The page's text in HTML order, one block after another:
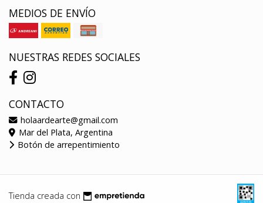
MEDIOS DE ENVÍO
NUESTRAS REDES SOCIALES
CONTACTO
holaardearte@gmail.com
Mar del Plata, Argentina
Botón de arrepentimiento
Tienda creada con